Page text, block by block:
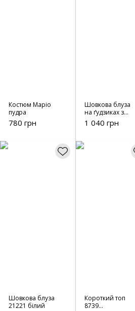
Костюм Маріо
пудра
780 грн
Шовкова блуза
на ґудзиках з
візерунком у квіти
3294 салатовий
1 040 грн
Шовкова блуза
21221 білий
Короткий топ
8739